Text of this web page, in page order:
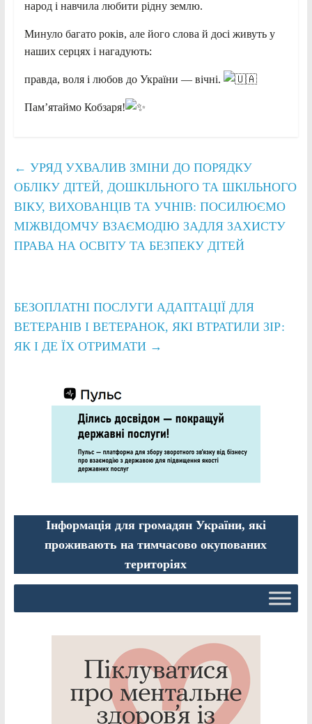
народ і навчила любити рідну землю.
Минуло багато років, але його слова й досі живуть у
наших серцях і нагадують:
правда, воля і любов до України — вічні.
Пам’ятаймо Кобзаря!
← УРЯД УХВАЛИВ ЗМІНИ ДО ПОРЯДКУ
ОБЛІКУ ДІТЕЙ, ДОШКІЛЬНОГО ТА ШКІЛЬНОГО
ВІКУ, ВИХОВАНЦІВ ТА УЧНІВ: ПОСИЛЮЄМО
МІЖВІДОМЧУ ВЗАЄМОДІЮ ЗАДЛЯ ЗАХИСТУ
ПРАВА НА ОСВІТУ ТА БЕЗПЕКУ ДІТЕЙ
БЕЗОПЛАТНІ ПОСЛУГИ АДАПТАЦІЇ ДЛЯ
ВЕТЕРАНІВ І ВЕТЕРАНОК, ЯКІ ВТРАТИЛИ ЗІР:
ЯК І ДЕ ЇХ ОТРИМАТИ →
Інформація для громадян України, які
проживають на тимчасово окупованих
територіях